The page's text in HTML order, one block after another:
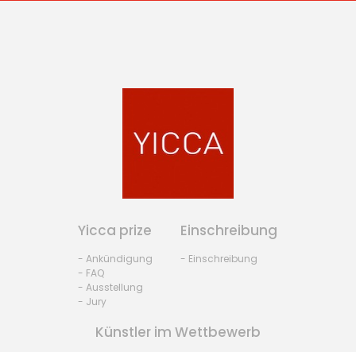
Yicca prize
- Ankündigung
- FAQ
- Ausstellung
- Jury
Einschreibung
- Einschreibung
Künstler im Wettbewerb